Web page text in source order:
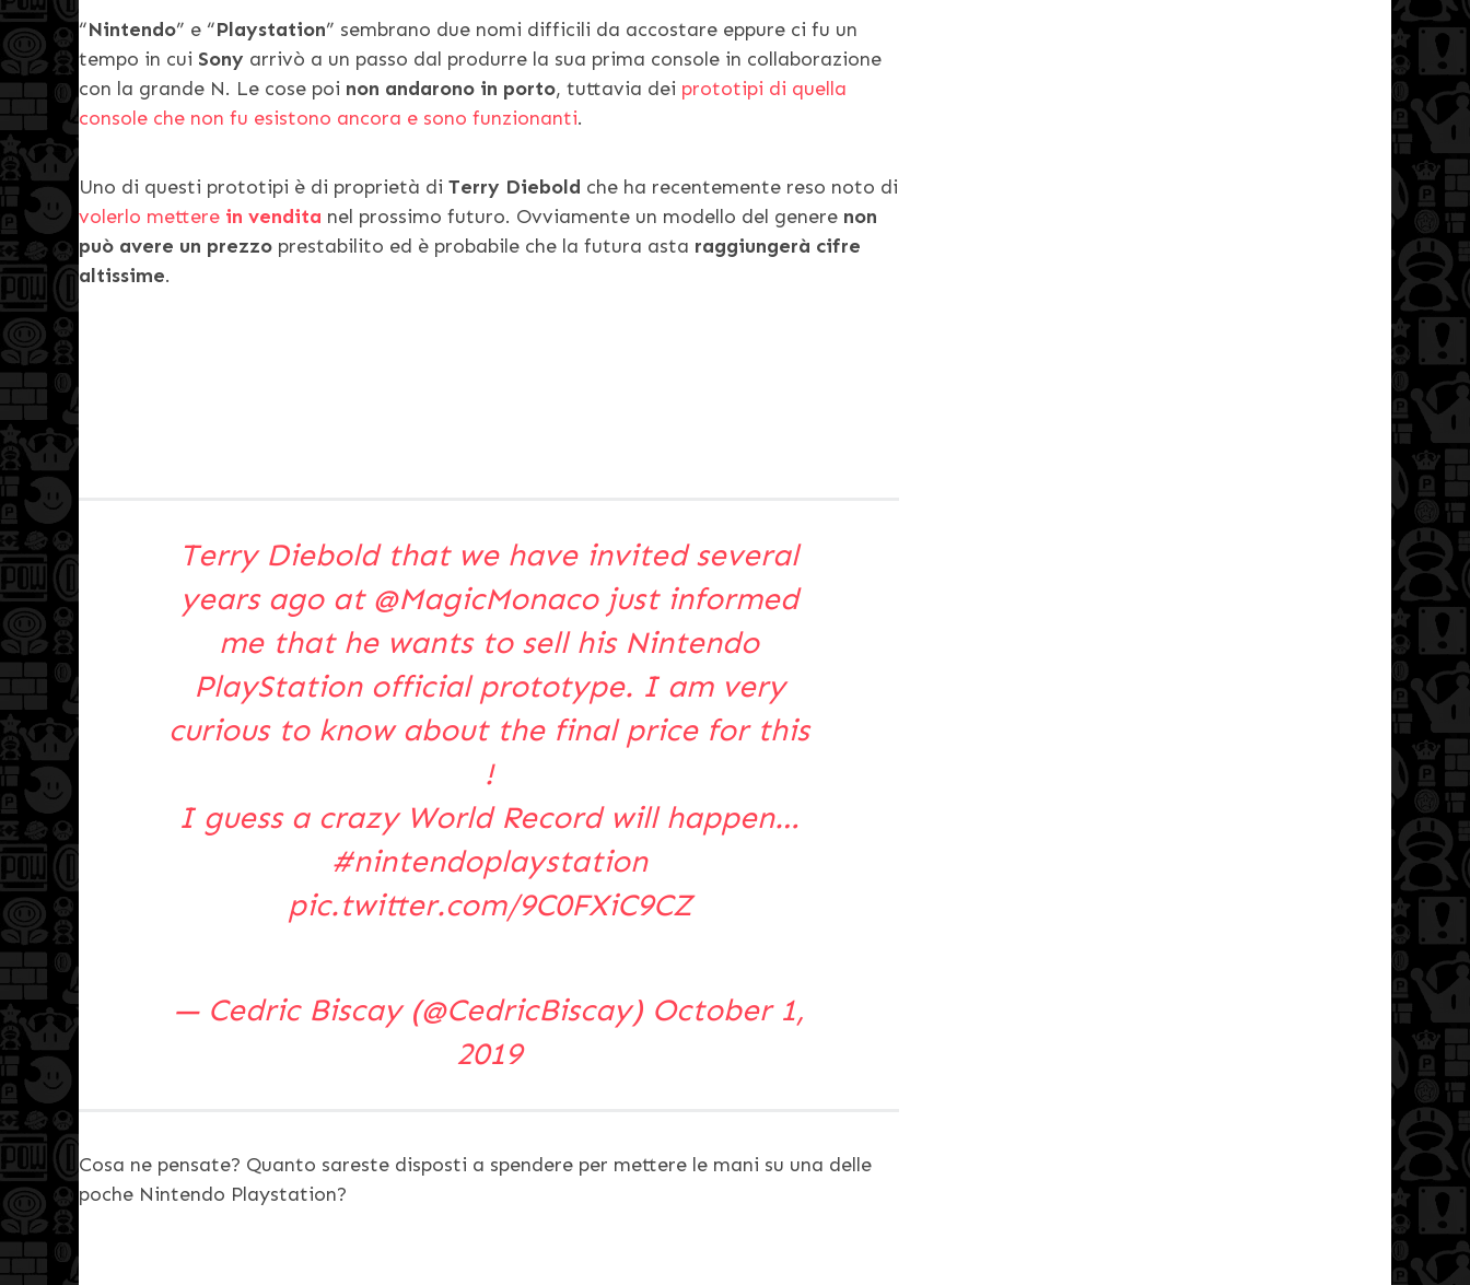
“Nintendo” e “Playstation” sembrano due nomi difficili da accostare eppure ci fu un
tempo in cui Sony arrivò a un passo dal produrre la sua prima console in collaborazione
con la grande N. Le cose poi non andarono in porto, tuttavia dei prototipi di quella
console che non fu esistono ancora e sono funzionanti.
Uno di questi prototipi è di proprietà di Terry Diebold che ha recentemente reso noto di
volerlo mettere in vendita nel prossimo futuro. Ovviamente un modello del genere non
può avere un prezzo prestabilito ed è probabile che la futura asta raggiungerà cifre
altissime.
Terry Diebold that we have invited several
years ago at @MagicMonacojust informed
me that he wants to sell his Nintendo
PlayStation official prototype. I am very
curious to know about the final price for this
!
I guess a crazy World Record will happen…
#nintendoplaystation
pic.twitter.com/9C0FXiC9CZ
— Cedric Biscay (@CedricBiscay) October 1,
2019
Cosa ne pensate? Quanto sareste disposti a spendere per mettere le mani su una delle
poche Nintendo Playstation?